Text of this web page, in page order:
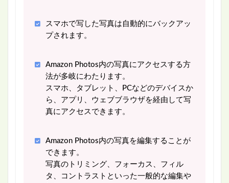
スマホで写した写真は自動的にバックアッ
プされます。
Amazon Photos内の写真にアクセスする方
法が多岐にわたります。
スマホ、タブレット、PCなどのデバイスか
ら、アプリ、ウェブブラウザを経由して写
真にアクセスできます。
Amazon Photos内の写真を編集することが
できます。
写真のトリミング、フォーカス、フィル
タ、コントラストといった一般的な編集や